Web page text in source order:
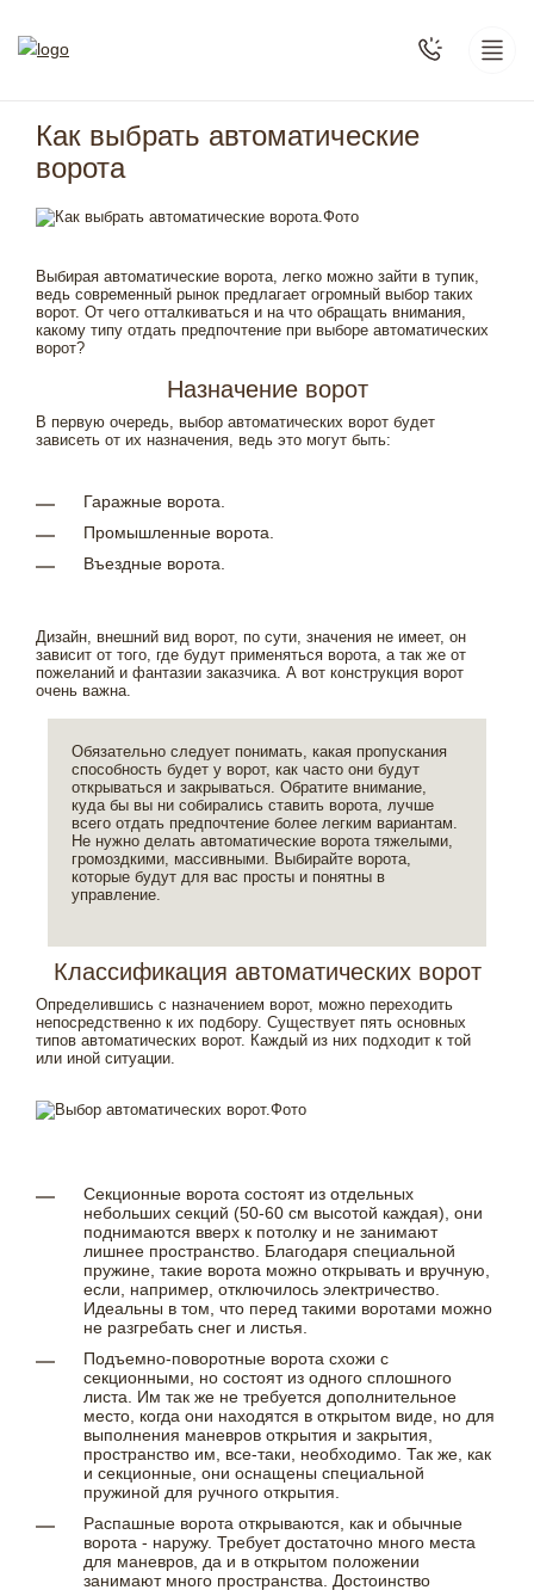
Как выбрать автоматические
ворота
Выбирая автоматические ворота, легко можно зайти в тупик,
ведь современный рынок предлагает огромный выбор таких
ворот. От чего отталкиваться и на что обращать внимания,
какому типу отдать предпочтение при выборе автоматических
ворот?
Назначение ворот
В первую очередь, выбор автоматических ворот будет
зависеть от их назначения, ведь это могут быть:
Гаражные ворота.
Промышленные ворота.
Въездные ворота.
Дизайн, внешний вид ворот, по сути, значения не имеет, он
зависит от того, где будут применяться ворота, а так же от
пожеланий и фантазии заказчика. А вот конструкция ворот
очень важна.
Обязательно следует понимать, какая пропускания
способность будет у ворот, как часто они будут
открываться и закрываться. Обратите внимание,
куда бы вы ни собирались ставить ворота, лучше
всего отдать предпочтение более легким вариантам.
Не нужно делать автоматические ворота тяжелыми,
громоздкими, массивными. Выбирайте ворота,
которые будут для вас просты и понятны в
управление.
Классификация автоматических ворот
Определившись с назначением ворот, можно переходить
непосредственно к их подбору. Существует пять основных
типов автоматических ворот. Каждый из них подходит к той
или иной ситуации.
Секционные ворота состоят из отдельных
небольших секций (50-60 см высотой каждая), они
поднимаются вверх к потолку и не занимают
лишнее пространство. Благодаря специальной
пружине, такие ворота можно открывать и вручную,
если, например, отключилось электричество.
Идеальны в том, что перед такими воротами можно
не разгребать снег и листья.
Подъемно-поворотные ворота схожи с
секционными, но состоят из одного сплошного
листа. Им так же не требуется дополнительное
место, когда они находятся в открытом виде, но для
выполнения маневров открытия и закрытия,
пространство им, все-таки, необходимо. Так же, как
и секционные, они оснащены специальной
пружиной для ручного открытия.
Распашные ворота открываются, как и обычные
ворота - наружу. Требует достаточно много места
для маневров, да и в открытом положении
занимают много пространства. Достоинство